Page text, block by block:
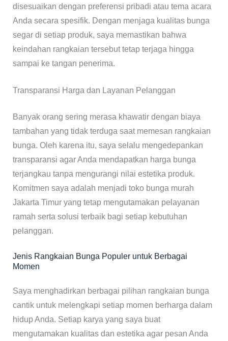
disesuaikan dengan preferensi pribadi atau tema acara
Anda secara spesifik. Dengan menjaga kualitas bunga
segar di setiap produk, saya memastikan bahwa
keindahan rangkaian tersebut tetap terjaga hingga
sampai ke tangan penerima.
Transparansi Harga dan Layanan Pelanggan
Banyak orang sering merasa khawatir dengan biaya
tambahan yang tidak terduga saat memesan rangkaian
bunga. Oleh karena itu, saya selalu mengedepankan
transparansi agar Anda mendapatkan harga bunga
terjangkau tanpa mengurangi nilai estetika produk.
Komitmen saya adalah menjadi toko bunga murah
Jakarta Timur yang tetap mengutamakan pelayanan
ramah serta solusi terbaik bagi setiap kebutuhan
pelanggan.
Jenis Rangkaian Bunga Populer untuk Berbagai
Momen
Saya menghadirkan berbagai pilihan rangkaian bunga
cantik untuk melengkapi setiap momen berharga dalam
hidup Anda. Setiap karya yang saya buat
mengutamakan kualitas dan estetika agar pesan Anda